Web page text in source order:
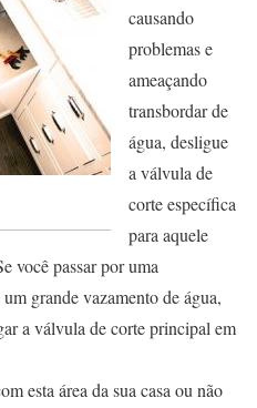
causando
problemas e
ameaçando
transbordar de
água, desligue
a válvula de
corte específica
para aquele
você passar por uma
grande vazamento de água,
a válvula de corte principal em
esta área da sua casa ou não